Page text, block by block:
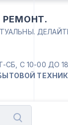
С 10-00 ДО